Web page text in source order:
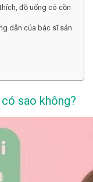
đồ uống có cồn
dẫn của bác sĩ sản
sao không?